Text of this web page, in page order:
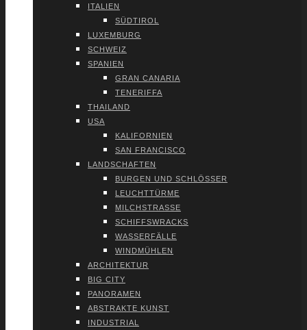
ITA­LI­EN
SÜD­TI­ROL
LUXEM­BURG
SCHWEIZ
SPA­NI­EN
GRAN CANA­RIA
TENE­RIF­FA
THAI­LAND
USA
KALI­FOR­NI­EN
SAN FRAN­CIS­CO
LAND­SCHAF­TEN
BUR­GEN UND SCHLÖS­SER
LEUCHT­TÜR­ME
MILCH­STRAS­SE
SCHIFFS­WRACKS
WAS­SER­FÄL­LE
WIND­MÜH­LEN
ARCHI­TEK­TUR
BIG CITY
PAN­ORA­MEN
ABS­TRAK­TE KUNST
INDUS­TRI­AL